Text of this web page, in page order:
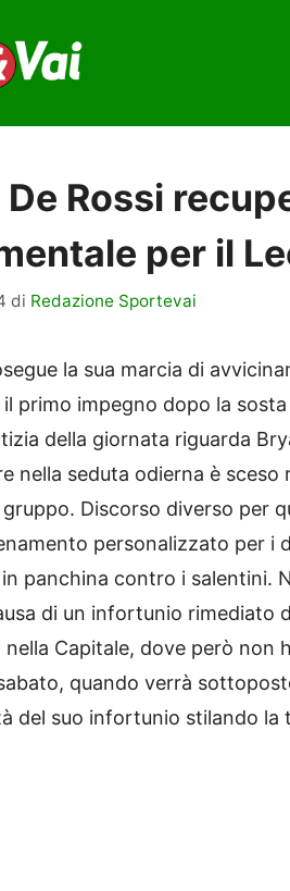
De Rossi
per il
di Redazione Sportevai
la sua marcia di
primo impegno dopo la
della giornata riguarda
nella seduta odierna è
Discorso diverso per
personalizzato per
panchina contro i salentini.
di un infortunio rimediato
Capitale, dove però non
quando verrà
del suo infortunio stilando